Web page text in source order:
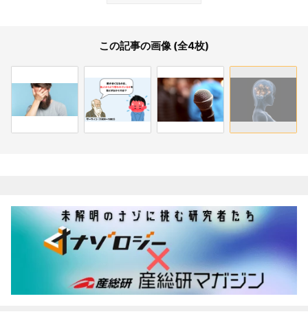
この記事の画像 (全4枚)